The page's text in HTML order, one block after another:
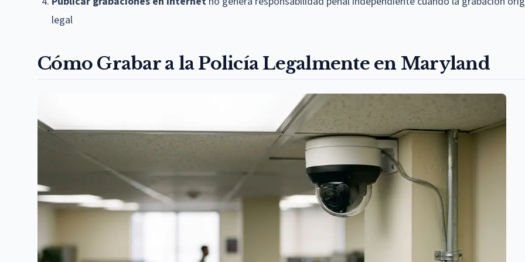
legal
Cómo Grabar a la Policía Legalmente en Maryland